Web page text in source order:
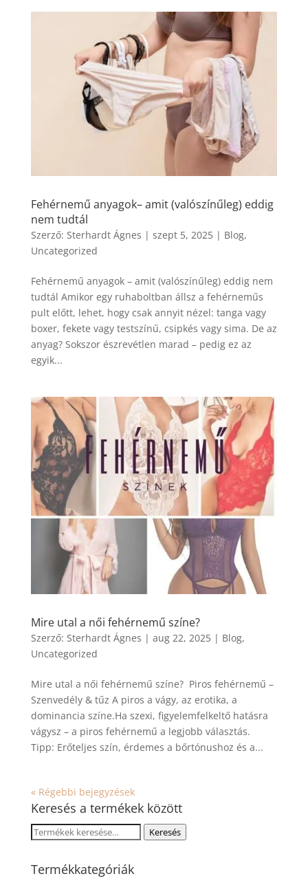
Fehérnemű anyagok– amit (valószínűleg) eddig
nem tudtál
Szerző: Sterhardt Ágnes | szept 5, 2025| Blog,
Uncategorized
Fehérnemű anyagok – amit (valószínűleg) eddig nem
tudtál Amikor egy ruhaboltban állsz a fehérneműs
pult előtt, lehet, hogy csak annyit nézel: tanga vagy
boxer, fekete vagy testszínű, csipkés vagy sima. De az
anyag? Sokszor észrevétlen marad – pedig ez az
egyik...
Mire utal a női fehérnemű színe?
Szerző: Sterhardt Ágnes | aug 22, 2025| Blog,
Uncategorized
Mire utal a női fehérnemű színe? Piros fehérnemű –
Szenvedély & tűz A piros a vágy, az erotika, a
dominancia színe.Ha szexi, figyelemfelkeltő hatásra
vágysz – a piros fehérnemű a legjobb választás.
Tipp: Erőteljes szín, érdemes a bőrtónushoz és a...
« Régebbi bejegyzések
Keresés a termékek között
Keresés
következőre:
Keresés
Termékkategóriák